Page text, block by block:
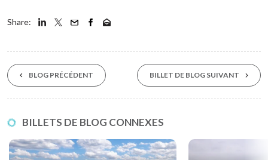
Share:
BLOG PRÉCÉDENT BILLET DE BLOG SUIVANT
BILLETS DE BLOG CONNEXES